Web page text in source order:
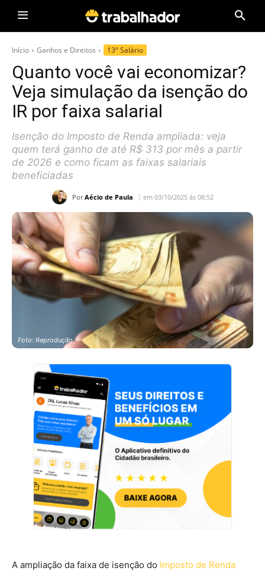
Início Ganhos e Direitos 13º Salário
Quanto você vai economizar?
Veja simulação da isenção do
IR por faixa salarial
Isenção do Imposto de Renda ampliada: veja
quem terá ganho de até R$ 313 por mês a partir
de 2026 e como ficam as faixas salariais
beneficiadas
Por Aécio de Paula em 03/10/2025 às 08:52
Foto: Reprodução
A ampliação da faixa de isenção do Imposto de Renda